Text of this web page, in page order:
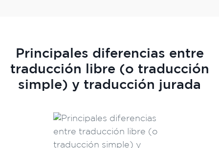
Principales diferencias entre
traducción libre (o traducción
simple) y traducción jurada